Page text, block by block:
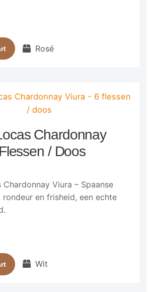
Rosé
Chardonnay
/ Doos
Chardonnay Viura – Spaanse
en frisheid, een echte
Wit